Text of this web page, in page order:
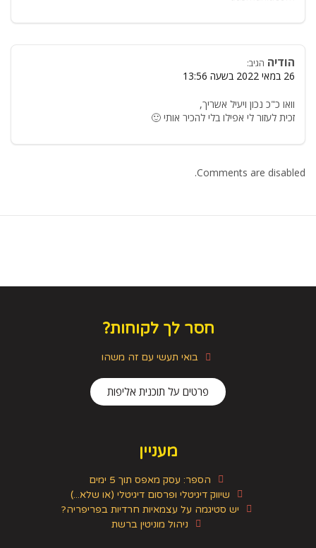
הודיה הגיב:
26 במאי 2022 בשעה 13:56
וואו כ"כ נכון ויעיל אשריך,
זכית לעזור לי אפילו בלי להכיר אותי 🙂
Comments are disabled.
חסר לך לקוחות?
בואי תעשי עם זה משהו
פרטים על תוכנית אליפות
מעניין
הספר: עסק מאפס תוך 5 ימים
שיווק דיגיטלי ופרסום דיגיטלי (או שלא...)
יש סטיגמה על עצמאיות חרדיות בפריפריה?
ניהול מוניטין ברשת